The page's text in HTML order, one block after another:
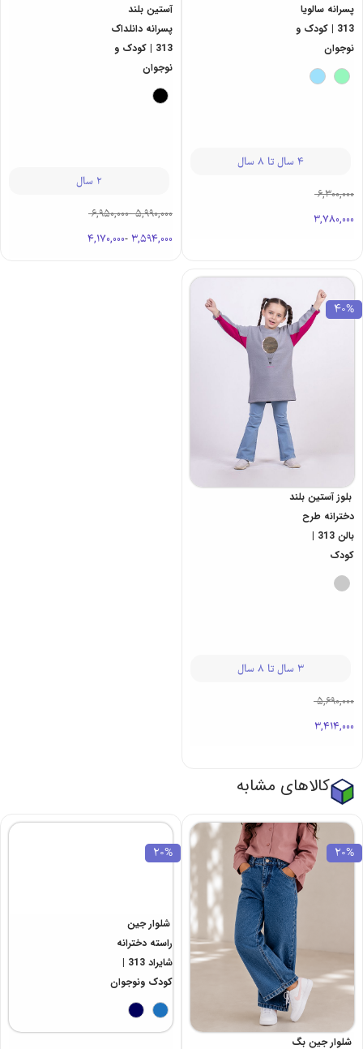
پسرانه سالویا
313 | کودک و
نوجوان
4 سال تا 8 سال
6,300,000
3,780,000
آستین بلند
پسرانه دانلداک
313 | کودک و
نوجوان
2 سال
5,990,000
-
6,950,000
3,594,000
-
4,170,000
40%
بلوز آستین بلند
دخترانه طرح
بالن 313 |
کودک
3 سال تا 8 سال
5,690,000
3,414,000
کالاهای مشابه
20%
شلوار جین بگ
20%
شلوار جین
راسته دخترانه
شایراد 313 |
کودک ونوجوان